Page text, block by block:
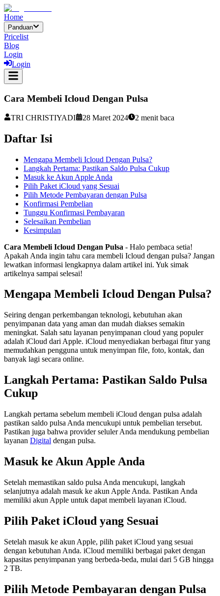
Home
Panduan
Pricelist
Blog
Login
Login
Cara Membeli Icloud Dengan Pulsa
TRI CHRISTIYADI 28 Maret 2024 2 menit baca
Daftar Isi
Mengapa Membeli Icloud Dengan Pulsa?
Langkah Pertama: Pastikan Saldo Pulsa Cukup
Masuk ke Akun Apple Anda
Pilih Paket iCloud yang Sesuai
Pilih Metode Pembayaran dengan Pulsa
Konfirmasi Pembelian
Tunggu Konfirmasi Pembayaran
Selesaikan Pembelian
Kesimpulan
Cara Membeli Icloud Dengan Pulsa - Halo pembaca setia!
Apakah Anda ingin tahu cara membeli Icloud dengan pulsa? Jangan
lewatkan informasi lengkapnya dalam artikel ini. Yuk simak
artikelnya sampai selesai!
Mengapa Membeli Icloud Dengan Pulsa?
Seiring dengan perkembangan teknologi, kebutuhan akan
penyimpanan data yang aman dan mudah diakses semakin
meningkat. Salah satu layanan penyimpanan cloud yang populer
adalah iCloud dari Apple. iCloud menyediakan berbagai fitur yang
memudahkan pengguna untuk menyimpan file, foto, kontak, dan
banyak lagi secara online.
Langkah Pertama: Pastikan Saldo Pulsa
Cukup
Langkah pertama sebelum membeli iCloud dengan pulsa adalah
pastikan saldo pulsa Anda mencukupi untuk pembelian tersebut.
Pastikan juga bahwa provider seluler Anda mendukung pembelian
layanan Digital dengan pulsa.
Masuk ke Akun Apple Anda
Setelah memastikan saldo pulsa Anda mencukupi, langkah
selanjutnya adalah masuk ke akun Apple Anda. Pastikan Anda
memiliki akun Apple untuk dapat membeli layanan iCloud.
Pilih Paket iCloud yang Sesuai
Setelah masuk ke akun Apple, pilih paket iCloud yang sesuai
dengan kebutuhan Anda. iCloud memiliki berbagai paket dengan
kapasitas penyimpanan yang berbeda-beda, mulai dari 5 GB hingga
2 TB.
Pilih Metode Pembayaran dengan Pulsa